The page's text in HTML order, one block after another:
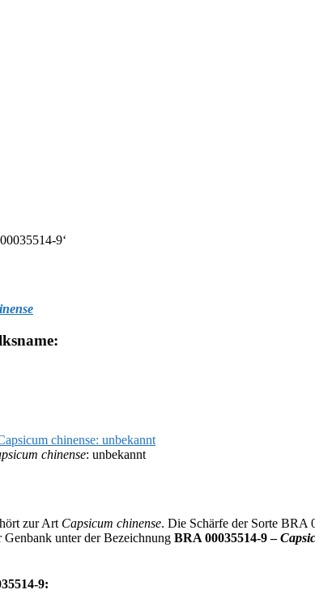
9‘
chinense: unbekannt
zur Art Capsicum chinense. Die Schärfe der Sorte BRA
unter der Bezeichnung BRA 00035514-9 –
9: